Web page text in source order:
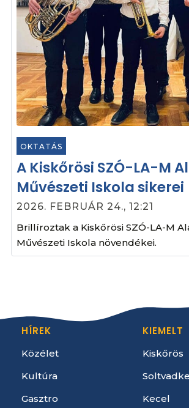
OKTATÁS
A Kiskőrösi SZÓ-LA-M
Művészeti Iskola sikerei
2026. FEBRUÁR 24., 12:21
Brillíroztak a Kiskőrösi SZÓ-LA-M
Művészeti Iskola növendékei.
HÍREK
Közélet
Kultúra
Gasztro
KIEMELT
Kiskőrös
Kecel